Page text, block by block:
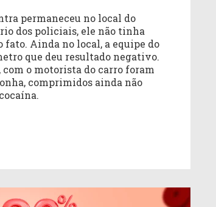
permaneceu no local do
dos policiais, ele não tinha
fato. Ainda no local, a equipe do
que deu resultado negativo.
o motorista do carro foram
comprimidos ainda não